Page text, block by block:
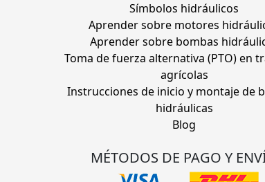
Símbolos hidráulicos
Aprender sobre motores
Aprender sobre bombas
Toma de fuerza alternativa (PTO) en
agrícolas
Instrucciones de inicio y montaje de
hidráulicas
Blog
MÉTODOS DE PAGO Y